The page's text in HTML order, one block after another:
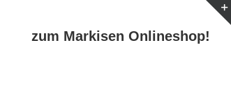
zum Markisen Onlineshop!